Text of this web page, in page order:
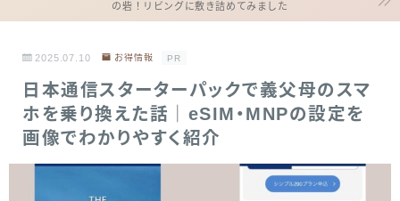
運営者プロフィール
子育て
の砦！リビングに敷き詰めてみました
2025.07.10 お得情報 PR
日本通信スターターパックで義父母のスマ
ホを乗り換えた話｜eSIM・MNPの設定を
画像でわかりやすく紹介